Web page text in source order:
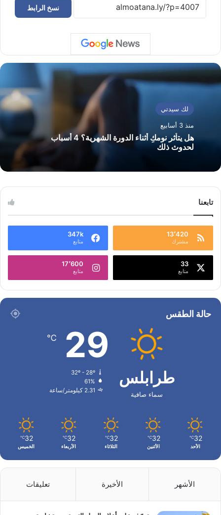
نسخ الرابط
لك سيدتي
منذ 3 أسابيع
هل يتأثر نومكِ أثناء الدورة الشهرية؟ 4 أسباب
لحدوث ذلك
تابعنا
13٬420
مشترك
347k
متابع
33
متابع
17٬600
متابع
حالة الطقس
طرابلس
سماء صافية
29
℃
32º - 28º
61%
2.31 كيلومتر/ساعة
32
℃
الأحد
32
℃
الأثنين
32
℃
الثلاثاء
32
℃
الأربعاء
32
℃
الخميس
الأشهر الأخيرة تعليقات